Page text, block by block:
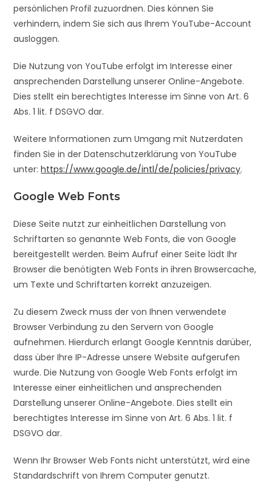
persönlichen Profil zuzuordnen. Dies können Sie
verhindern, indem Sie sich aus Ihrem YouTube-Account
ausloggen.
Die Nutzung von YouTube erfolgt im Interesse einer
ansprechenden Darstellung unserer Online-Angebote.
Dies stellt ein berechtigtes Interesse im Sinne von Art. 6
Abs. 1 lit. f DSGVO dar.
Weitere Informationen zum Umgang mit Nutzerdaten
finden Sie in der Datenschutzerklärung von YouTube
unter:https://www.google.de/intl/de/policies/privacy.
Google Web Fonts
Diese Seite nutzt zur einheitlichen Darstellung von
Schriftarten so genannte Web Fonts, die von Google
bereitgestellt werden. Beim Aufruf einer Seite lädt Ihr
Browser die benötigten Web Fonts in ihren Browsercache,
um Texte und Schriftarten korrekt anzuzeigen.
Zu diesem Zweck muss der von Ihnen verwendete
Browser Verbindung zu den Servern von Google
aufnehmen. Hierdurch erlangt Google Kenntnis darüber,
dass über Ihre IP-Adresse unsere Website aufgerufen
wurde. Die Nutzung von Google Web Fonts erfolgt im
Interesse einer einheitlichen und ansprechenden
Darstellung unserer Online-Angebote. Dies stellt ein
berechtigtes Interesse im Sinne von Art. 6 Abs. 1 lit. f
DSGVO dar.
Wenn Ihr Browser Web Fonts nicht unterstützt, wird eine
Standardschrift von Ihrem Computer genutzt.